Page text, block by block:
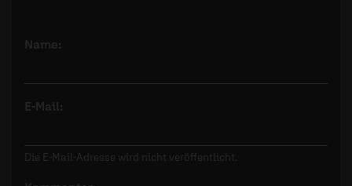
Name:
E-Mail:
Die E-Mail-Adresse wird nicht veröffentlicht.